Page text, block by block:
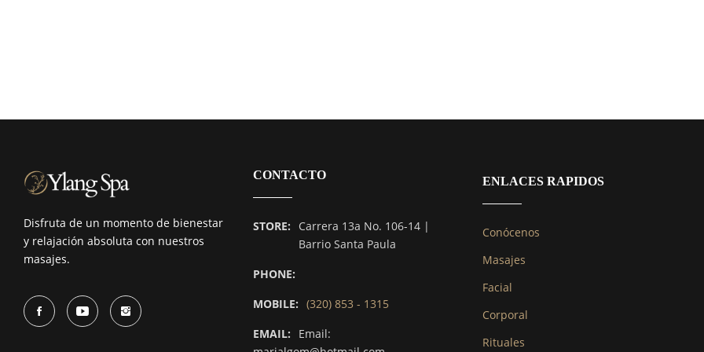
Disfruta de un momento de bienestar
y relajación absoluta con nuestros
masajes.
CONTACTO
STORE:
Carrera 13a No. 106-14 |
Barrio Santa Paula
PHONE:
MOBILE: (320) 853 - 1315
EMAIL:
Email:
ENLACES RAPIDOS
Conócenos
Masajes
Facial
Corporal
Rituales